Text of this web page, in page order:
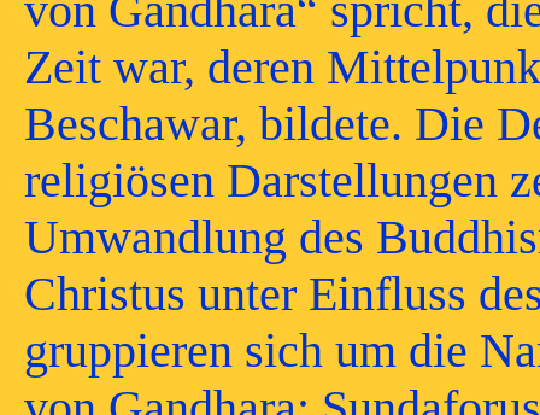
Zeit war, deren
Beschawar, bildete. Die
religiösen Darstellungen
Umwandlung des
Christus unter Einfluss
gruppieren sich um die